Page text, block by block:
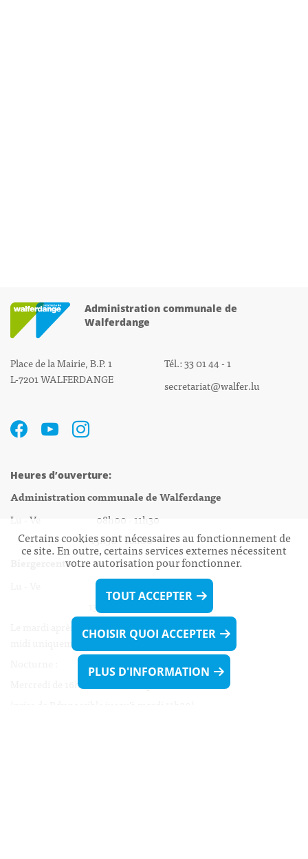
Administration communale de
Walferdange
Place de la Mairie, B.P. 1
L-7201 WALFERDANGE
Tél.: 33 01 44 - 1
secretariat@walfer.lu
Heures d’ouverture:
Administration communale de Walferdange
Lu - Ve 08h00 - 11h30
13h30 - 16h00
Biergercenter
Lu - Ve 08h00 - 11h30
13h30 - 16h00
Le mardi après-midi et le vendredi après-
midi uniquement sur Rdv.
Mercredi de 16h00 - 18h45 uniquement sur Rdv
Certains cookies sont nécessaires au fonctionnement de
ce site. En outre, certains services externes nécessitent
votre autorisation pour fonctionner.
TOUT ACCEPTER
CHOISIR QUOI ACCEPTER
PLUS D'INFORMATION